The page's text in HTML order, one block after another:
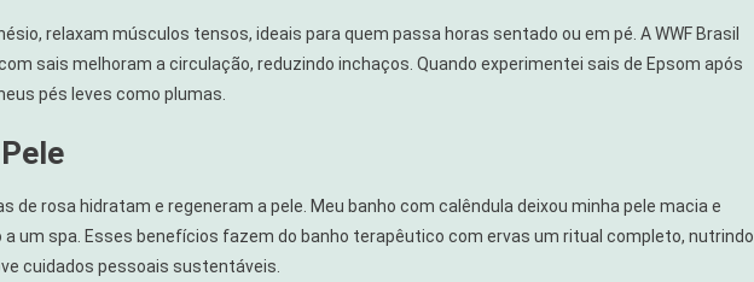
relaxam músculos tensos, ideais para quem passa horas sentado ou em pé. A WWF Brasil
sais melhoram a circulação, reduzindo inchaços. Quando experimentei sais de Epsom após
pés leves como plumas.
de rosa hidratam e regeneram a pele. Meu banho com calêndula deixou minha pele macia e
a um spa. Esses benefícios fazem do banho terapêutico com ervas um ritual completo, nutrindo
cuidados pessoais sustentáveis.